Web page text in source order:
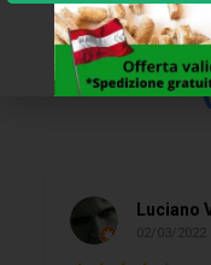
In
Luciano
02/03/2022